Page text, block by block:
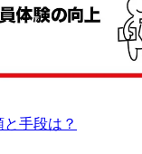
手段は？